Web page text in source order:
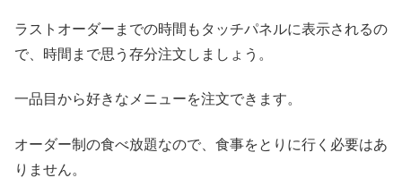
ラストオーダーまでの時間もタッチパネルに表示されるの
で、時間まで思う存分注文しましょう。
一品目から好きなメニューを注文できます。
オーダー制の食べ放題なので、食事をとりに行く必要はあ
りません。